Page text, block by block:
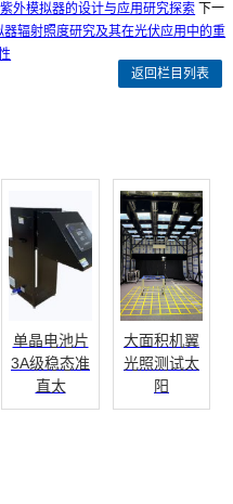
外模拟器的设计与应用研究探索 下一
辐射照度研究及其在光伏应用中的重
返回栏目列表
单晶电池片
3A级稳态准
直太
大面积机翼
光照测试太
阳